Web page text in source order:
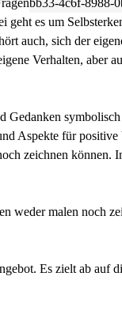
bb33-4c6f-8988-
es um
auch, sich der
Verhalten, aber
Gedanken
Aspekte für
zeichnen können.
weder malen noch
Es zielt ab auf